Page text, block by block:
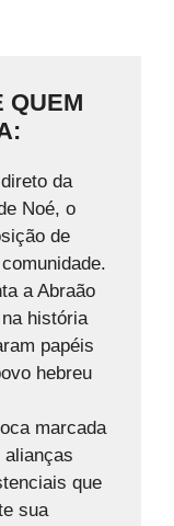
QUEM
da
Noé, o
de
a Abraão
história
papéis
hebreu
marcada
que
sua